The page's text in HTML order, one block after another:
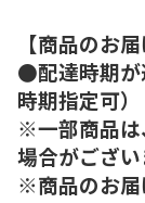
【商品のお
●配達時期が
時期指定可）
※一部商品は
場合がござい
※商品のお届